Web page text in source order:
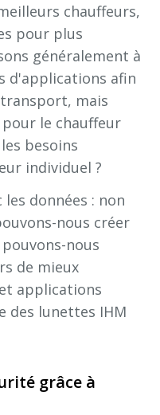
chauffeurs,
pour plus
généralement à
d'applications afin
mais
le chauffeur
besoins
individuel ?
données : non
nous créer
nous
de mieux
applications
des lunettes IHM
grâce à